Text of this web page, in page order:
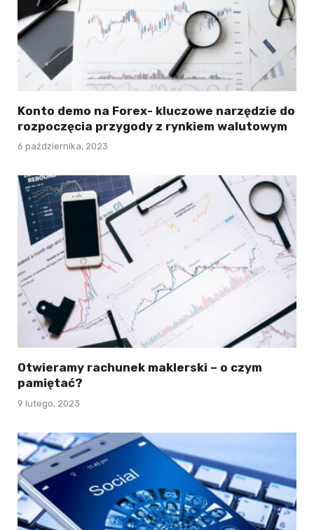
Konto demo na Forex- kluczowe narzędzie do
rozpoczęcia przygody z rynkiem walutowym
6 października, 2023
Otwieramy rachunek maklerski – o czym
pamiętać?
9 lutego, 2023